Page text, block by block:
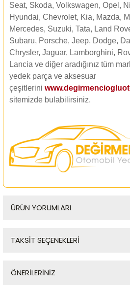
Seat, Skoda, Volkswagen, Opel,
Hyundai, Chevrolet, Kia, Mazda,
Mercedes, Suzuki, Tata, Land
Subaru, Porsche, Jeep, Dodge,
Chrysler, Jaguar, Lamborghini,
Lancia ve diğer aradığınız tüm
yedek parça ve aksesuar
çeşitlerini
sitemizde bulabilirsiniz.
ÜRÜN YORUMLARI
TAKSİT SEÇENEKLERİ
ÖNERİLERİNİZ